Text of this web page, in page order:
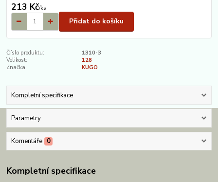
213 Kč/ks
Přidat do košíku
Číslo produktu:
1310-3
Velikost:
128
Značka:
KUGO
Kompletní specifikace
Parametry
Komentáře 0
Kompletní specifikace